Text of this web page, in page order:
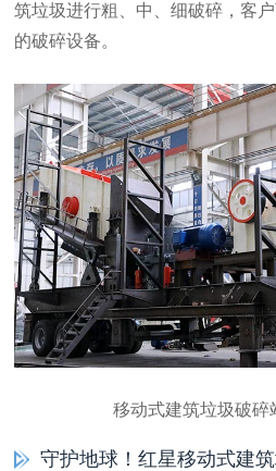
筑垃圾进行粗、中、细破碎，客
的破碎设备。
移动式建筑垃圾破碎
守护地球！红星移动式建